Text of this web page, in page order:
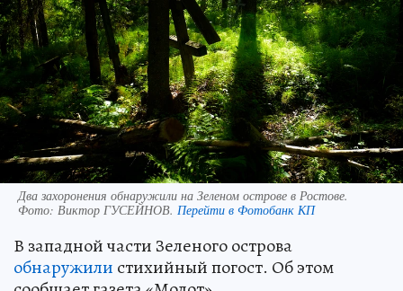
Два захоронения обнаружили на Зеленом острове в Ростове.
Фото: Виктор ГУСЕЙНОВ. Перейти в Фотобанк КП
В западной части Зеленого острова
обнаружили стихийный погост. Об этом